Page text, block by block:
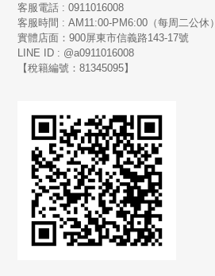
客服電話 : 0911016008
客服時間 : AM11:00-PM6:00（每周二公休）
實體店面：900屏東市信義路143-17號
LINE ID : @a0911016008
【稅籍編號：81345095】